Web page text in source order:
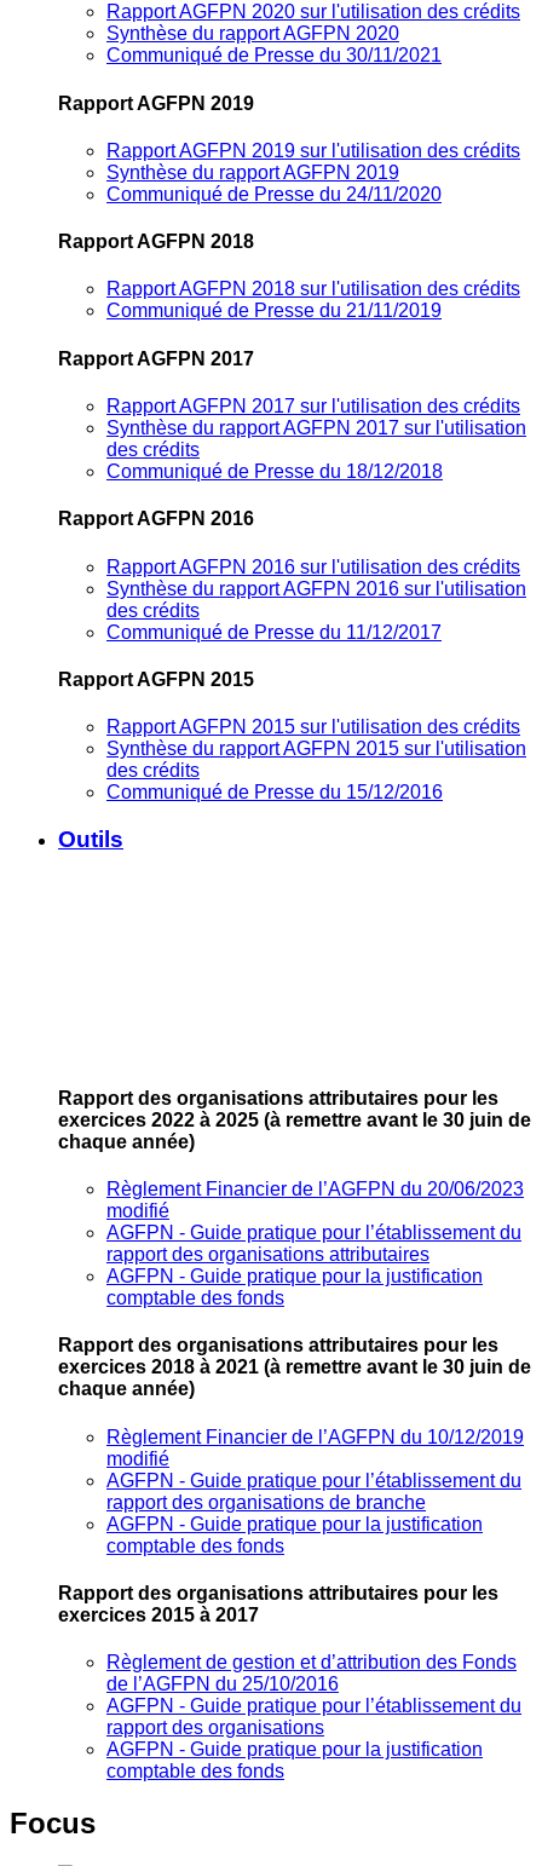
Rapport AGFPN 2020 sur l'utilisation des crédits
Synthèse du rapport AGFPN 2020
Communiqué de Presse du 30/11/2021
Rapport AGFPN 2019
Rapport AGFPN 2019 sur l'utilisation des crédits
Synthèse du rapport AGFPN 2019
Communiqué de Presse du 24/11/2020
Rapport AGFPN 2018
Rapport AGFPN 2018 sur l'utilisation des crédits
Communiqué de Presse du 21/11/2019
Rapport AGFPN 2017
Rapport AGFPN 2017 sur l'utilisation des crédits
Synthèse du rapport AGFPN 2017 sur l'utilisation
des crédits
Communiqué de Presse du 18/12/2018
Rapport AGFPN 2016
Rapport AGFPN 2016 sur l'utilisation des crédits
Synthèse du rapport AGFPN 2016 sur l'utilisation
des crédits
Communiqué de Presse du 11/12/2017
Rapport AGFPN 2015
Rapport AGFPN 2015 sur l'utilisation des crédits
Synthèse du rapport AGFPN 2015 sur l'utilisation
des crédits
Communiqué de Presse du 15/12/2016
Outils
Rapport des organisations attributaires pour les
exercices 2022 à 2025 (à remettre avant le 30 juin de
chaque année)
Règlement Financier de l’AGFPN du 20/06/2023
modifié
AGFPN ‐ Guide pratique pour l’établissement du
rapport des organisations attributaires
AGFPN ‐ Guide pratique pour la justification
comptable des fonds
Rapport des organisations attributaires pour les
exercices 2018 à 2021 (à remettre avant le 30 juin de
chaque année)
Règlement Financier de l’AGFPN du 10/12/2019
modifié
AGFPN ‐ Guide pratique pour l’établissement du
rapport des organisations de branche
AGFPN ‐ Guide pratique pour la justification
comptable des fonds
Rapport des organisations attributaires pour les
exercices 2015 à 2017
Règlement de gestion et d’attribution des Fonds
de l’AGFPN du 25/10/2016
AGFPN ‐ Guide pratique pour l’établissement du
rapport des organisations
AGFPN ‐ Guide pratique pour la justification
comptable des fonds
Focus